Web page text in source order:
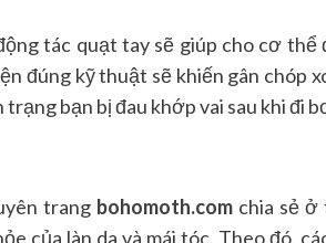
tác quạt tay sẽ giúp cho cơ thể
đúng kỹ thuật sẽ khiến gân chóp
bạn bị đau khớp vai sau khi đi
trang bohomoth.com chia sẻ
của làn da và mái tóc. Theo đó,